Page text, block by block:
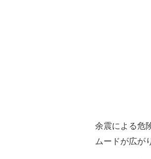
余震による危
ムードが広が